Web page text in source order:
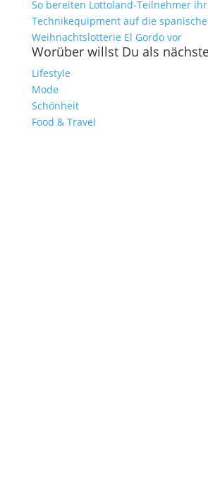
So bereiten Lottoland-Teilnehmer ihr
Technikequipment auf die spanische
Weihnachtslotterie El Gordo vor
Worüber willst Du als
Lifestyle
Mode
Schönheit
Food & Travel